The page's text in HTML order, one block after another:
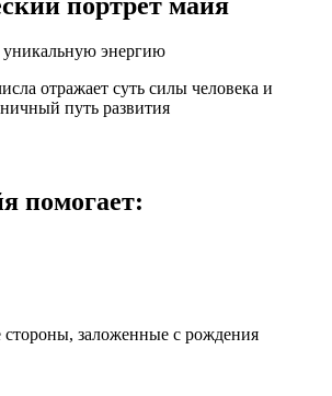
уникальную энергию
отражает суть силы человека и
путь развития
помогает:
стороны, заложенные с рождения